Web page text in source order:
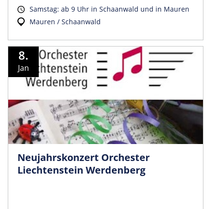
Samstag: ab 9 Uhr in Schaanwald und in Mauren
Mauren / Schaanwald
8.
Jan
Neujahrskonzert Orchester
Liechtenstein Werdenberg